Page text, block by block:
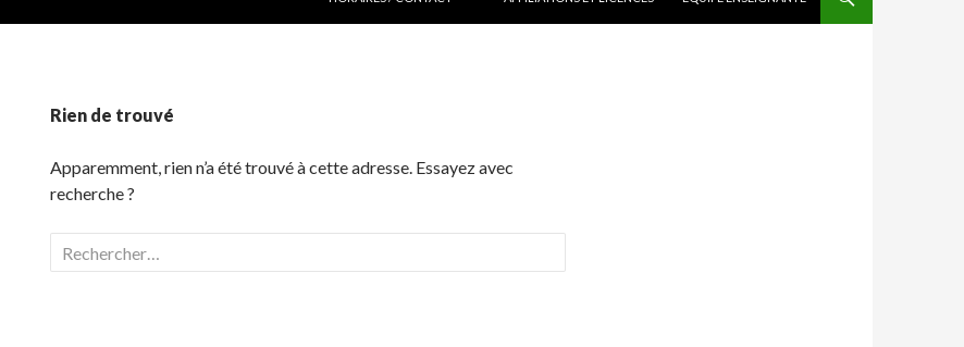
Rien de trouvé
Apparemment, rien n’a été trouvé à cette adresse. Essayez avec
recherche ?
Rechercher :